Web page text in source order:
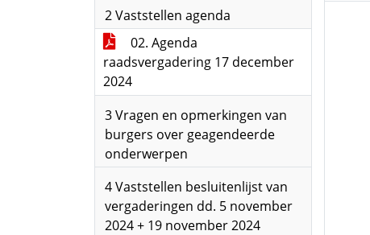
2 Vaststellen agenda
02. Agenda
raadsvergadering 17 december
2024
3 Vragen en opmerkingen van
burgers over geagendeerde
onderwerpen
4 Vaststellen besluitenlijst van
vergaderingen dd. 5 november
2024 + 19 november 2024